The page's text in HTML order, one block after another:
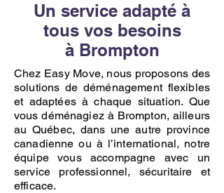
Un service adapté à
tous vos besoins
à Brompton
Chez Easy Move, nous proposons des
solutions de déménagement flexibles
et adaptées à chaque situation. Que
vous déménagiez à Brompton, ailleurs
au Québec, dans une autre province
canadienne ou à l’international, notre
équipe vous accompagne avec un
service professionnel, sécuritaire et
efficace.